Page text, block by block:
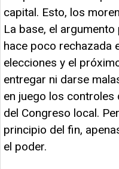
capital. Esto, los
La base, el
hace poco rechazada
elecciones y el
entregar ni darse
en juego los controles
del Congreso local.
principio del fin,
el poder.